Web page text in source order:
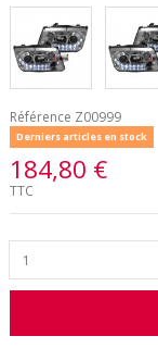
Référence Z00999
Derniers articles en stock
184,80 €
TTC